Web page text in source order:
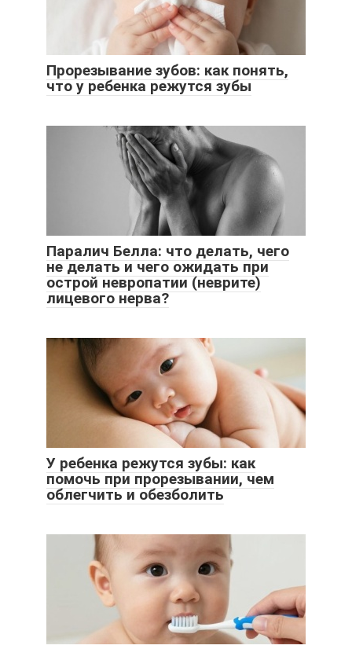
Прорезывание зубов: как понять,
что у ребенка режутся зубы
Паралич Белла: что делать, чего
не делать и чего ожидать при
острой невропатии (неврите)
лицевого нерва?
У ребенка режутся зубы: как
помочь при прорезывании, чем
облегчить и обезболить